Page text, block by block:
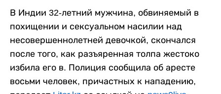
В Индии 32-летний мужчина, обвиняемый в
похищении и сексуальном насилии над
несовершеннолетней девочкой, скончался
после того, как разъяренная толпа жестоко
избила его в. Полиция сообщила об аресте
восьми человек, причастных к нападению,